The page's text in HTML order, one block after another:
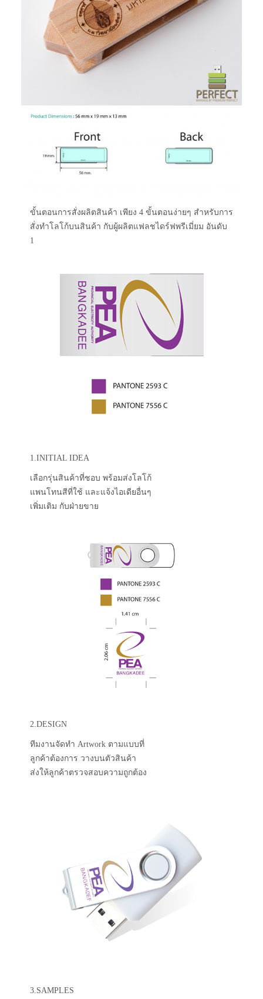
ขั้นตอนการสั่งผลิตสินค้า เพียง 4 ขั้นตอนง่ายๆ สำหรับการ
สั่งทำโลโก้บนสินค้า กับผู้ผลิตแฟลชไดร์ฟพรีเมี่ยม อันดับ
1
1.INITIAL IDEA
เลือกรุ่นสินค้าที่ชอบ พร้อมส่งโลโก้
แพนโทนสีที่ใช้ และแจ้งไอเดียอื่นๆ
เพิ่มเติม กับฝ่ายขาย
2.DESIGN
ทีมงานจัดทำ Artwork ตามแบบที่
ลูกค้าต้องการ วางบนตัวสินค้า
ส่งให้ลูกค้าตรวจสอบความถูกต้อง
3.SAMPLES